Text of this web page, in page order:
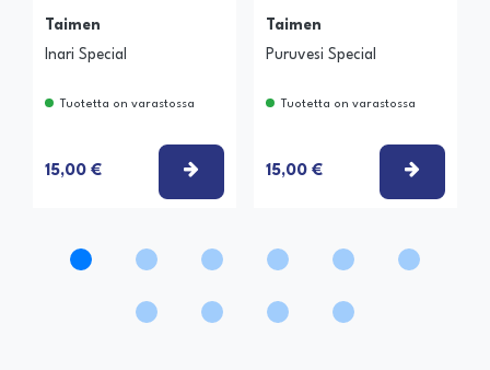
Taimen
Inari Special
Tuotetta on varastossa
15,00 € VALITSE VAIHTOEHTO
Taimen
Puruvesi Special
Tuotetta on varastossa
15,00 €